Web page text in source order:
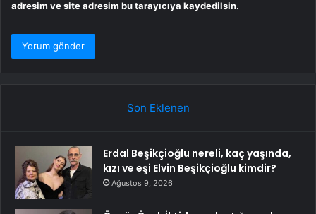
adresim ve site adresim bu tarayıcıya kaydedilsin.
Son Eklenen
Erdal Beşikçioğlu nereli, kaç yaşında,
kızı ve eşi Elvin Beşikçioğlu kimdir?
Ağustos 9, 2026